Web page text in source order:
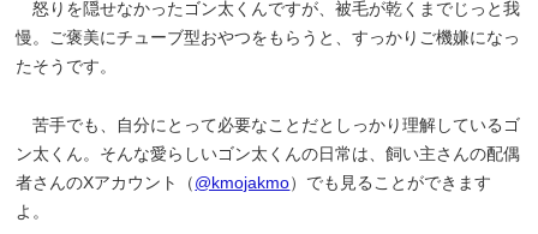
怒りを隠せなかったゴン太くんですが、被毛が乾くまでじっと我
慢。ご褒美にチューブ型おやつをもらうと、すっかりご機嫌になっ
たそうです。
苦手でも、自分にとって必要なことだとしっかり理解しているゴ
ン太くん。そんな愛らしいゴン太くんの日常は、飼い主さんの配偶
者さんのXアカウント（@kmojakmo）でも見ることができます
よ。